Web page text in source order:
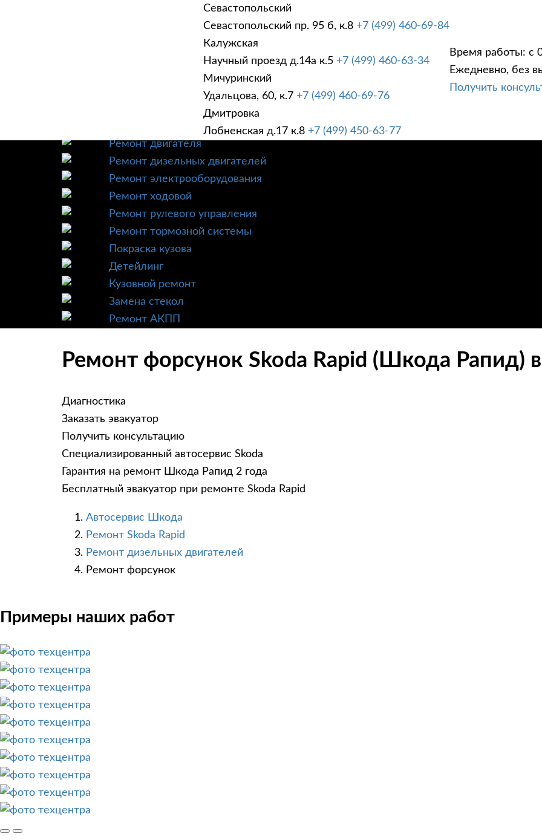
Севастопольский
Севастопольский пр. 95 б, к.8 +7 (499) 460-69-84
Калужская
Научный проезд д.14а к.5 +7 (499) 460-63-34
Мичуринский
Удальцова, 60, к.7 +7 (499) 460-69-76
Дмитровка
Лобненская д.17 к.8 +7 (499) 450-63-77
Время работы: с
Ежедневно, без
Получить
УСЛУГИ
Техническое обслуживание
Ремонт трансмиссии
Ремонт двигателя
Ремонт дизельных двигателей
Ремонт электрооборудования
Ремонт ходовой
Ремонт рулевого управления
Ремонт тормозной системы
Покраска кузова
Детейлинг
Кузовной ремонт
Замена стекол
Ремонт АКПП
Ремонт форсунок Skoda Rapid (Шкода Рапид)
Диагностика
Заказать эвакуатор
Получить консультацию
Специализированный автосервис Skoda
Гарантия на ремонт Шкода Рапид 2 года
Бесплатный эвакуатор при ремонте Skoda Rapid
Автосервис Шкода
Ремонт Skoda Rapid
Ремонт дизельных двигателей
Ремонт форсунок
Примеры наших работ